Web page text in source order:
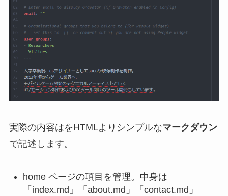
実際の内容はをHTMLよりシンプルなマークダウン
で記述します。
home ページの項目を管理。中身は
「index.md」「about.md」「contact.md」